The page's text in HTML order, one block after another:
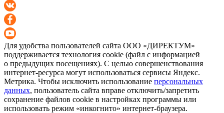
Для удобства пользователей сайта ООО «ДИРЕКТУМ»
поддерживается технология cookie (файл с информацией
о предыдущих посещениях). С целью совершенствования
интернет-ресурса могут использоваться сервисы Яндекс.
Метрика. Чтобы исключить использование персональных
данных, пользователь сайта вправе отключить/запретить
сохранение файлов cookie в настройках программы или
использовать режим «инкогнито» интернет-браузера.